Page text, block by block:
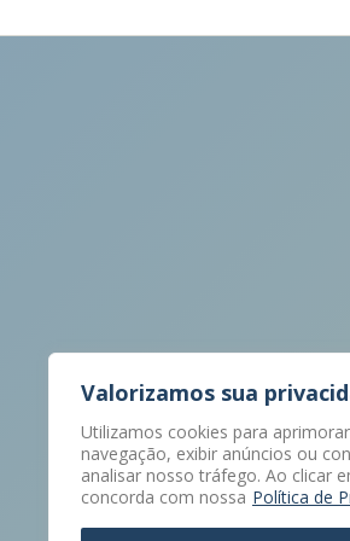
Valorizamos sua
Utilizamos cookies para
navegação, exibir anúncios ou
analisar nosso tráfego. Ao clicar
concorda com nossa Política de